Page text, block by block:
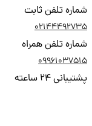
تلفن ثابت
تلفن همراه
24 ساعته